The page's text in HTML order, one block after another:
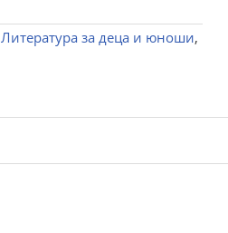
Литература за деца и юноши,